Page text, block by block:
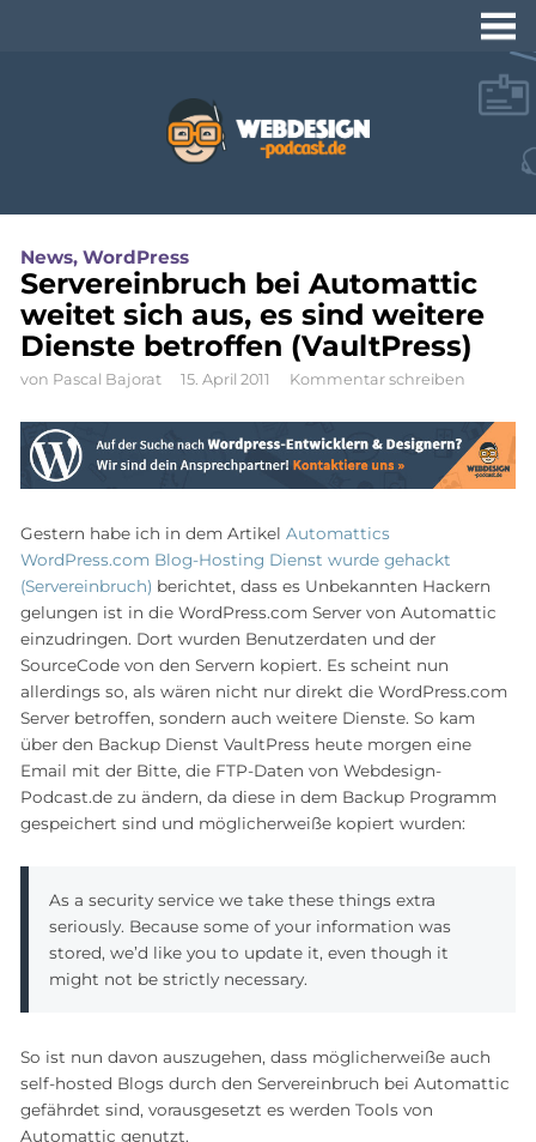
Workshops zu
Webdesign und
Programmierung
News, WordPress
Servereinbruch bei Automattic
weitet sich aus, es sind weitere
Dienste betroffen (VaultPress)
von Pascal Bajorat 15. April 2011 Kommentar schreiben
Gestern habe ich in dem Artikel Automattics
WordPress.com Blog-Hosting Dienst wurde gehackt
(Servereinbruch) berichtet, dass es Unbekannten Hackern
gelungen ist in die WordPress.com Server von Automattic
einzudringen. Dort wurden Benutzerdaten und der
SourceCode von den Servern kopiert. Es scheint nun
allerdings so, als wären nicht nur direkt die WordPress.com
Server betroffen, sondern auch weitere Dienste. So kam
über den Backup Dienst VaultPress heute morgen eine
Email mit der Bitte, die FTP-Daten von Webdesign-
Podcast.de zu ändern, da diese in dem Backup Programm
gespeichert sind und möglicherweiße kopiert wurden:
As a security service we take these things extra
seriously. Because some of your information was
stored, we’d like you to update it, even though it
might not be strictly necessary.
So ist nun davon auszugehen, dass möglicherweiße auch
self-hosted Blogs durch den Servereinbruch bei Automattic
gefährdet sind, vorausgesetzt es werden Tools von
Automattic genutzt.